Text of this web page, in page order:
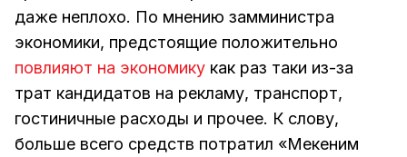
даже неплохо. По мнению замминистра
экономики, предстоящие положительно
повлияют на экономику как раз таки из-за
трат кандидатов на рекламу, транспорт,
гостиничные расходы и прочее. К слову,
больше всего средств потратил «Мекеним